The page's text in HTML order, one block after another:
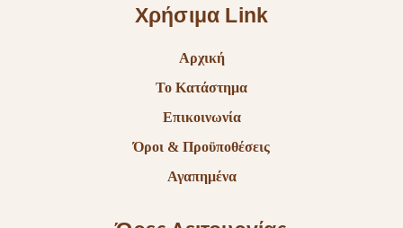
Χρήσιμα Link
Αρχική
Το Κατάστημα
Επικοινωνία
Όροι & Προϋποθέσεις
Αγαπημένα